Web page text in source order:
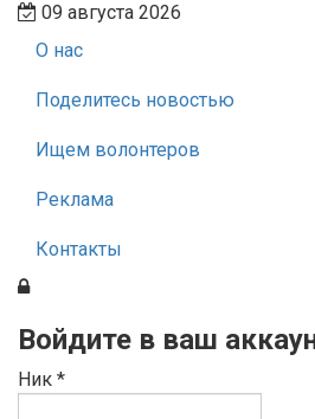
09 августа 2026
О нас
Поделитесь новостью
Ищем волонтеров
Реклама
Контакты
Войдите в ваш
Ник *